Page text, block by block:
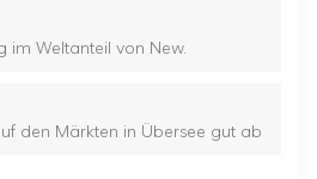
im Weltanteil von New.
den Märkten in Übersee gut ab